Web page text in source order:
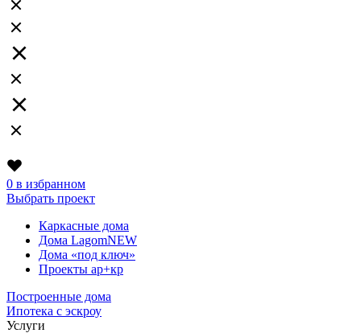
0 в избранном
Выбрать проект
Каркасные дома
Дома LagomNEW
Дома «под ключ»
Проекты ар+кр
Построенные дома
Ипотека с эскроу
Услуги